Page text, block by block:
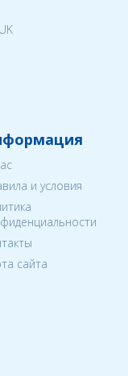
и условия
сайта